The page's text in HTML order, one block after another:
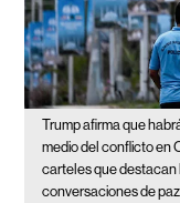
Trump afirma que
medio del conflicto en
carteles que destacan
conversaciones de